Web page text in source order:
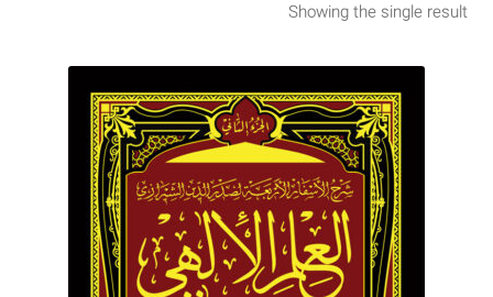
Shop
برگه نمونه
Showing the single result